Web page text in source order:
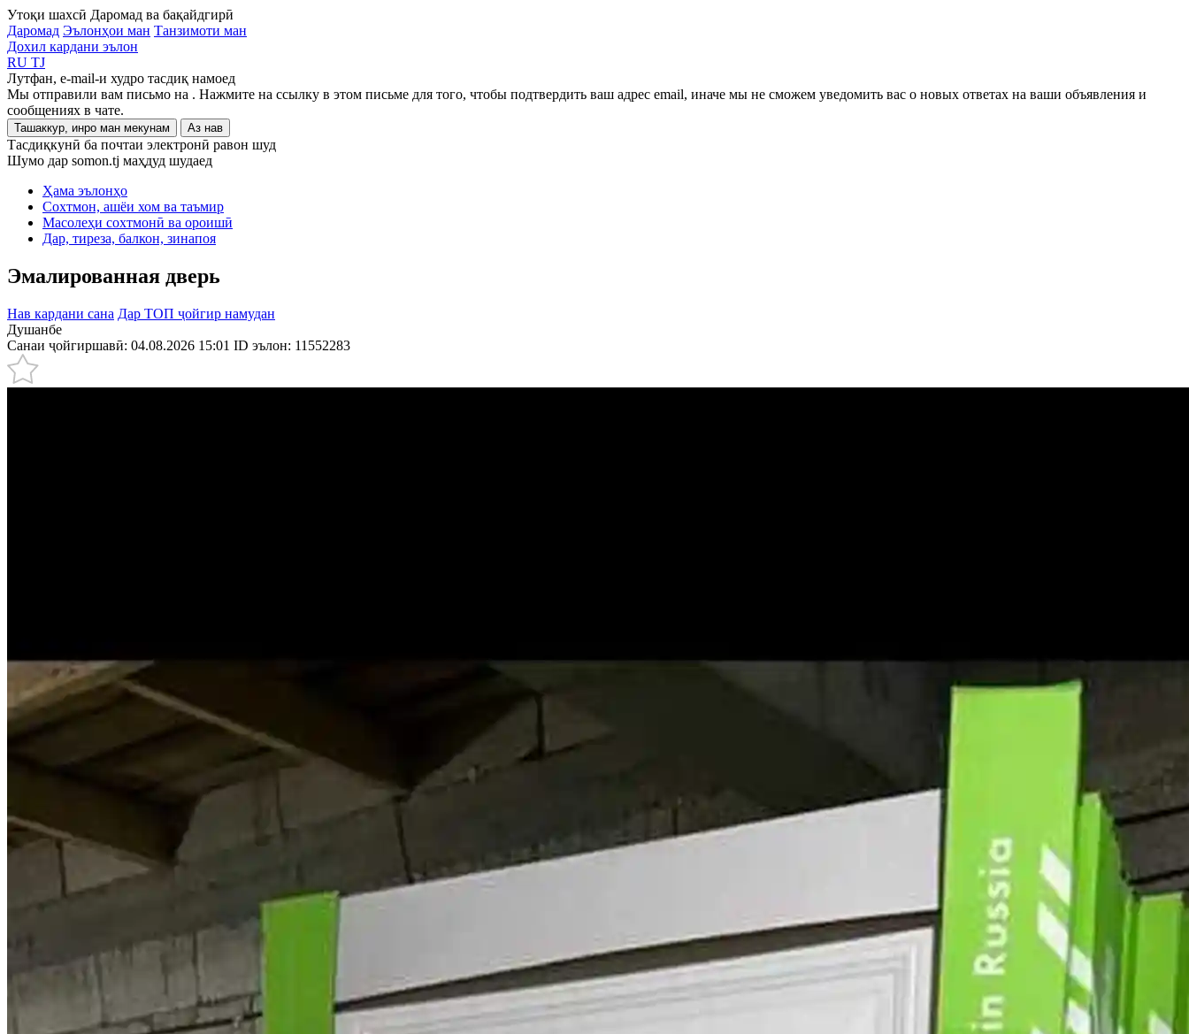
Утоқи шахсӣ Даромад ва бақайдгирӣ
Даромад Эълонҳои ман Танзимоти ман
Дохил кардани эълон
RU TJ
Лутфан, e-mail-и худро тасдиқ намоед
Мы отправили вам письмо на . Нажмите на ссылку в этом письме для того, чтобы подтвердить ваш адрес email, иначе мы не сможем уведомить вас о новых ответах на ваши объявления и
сообщениях в чате.
Ташаккур, инро ман мекунам Аз нав
Тасдиқкунӣ ба почтаи электронӣ равон шуд
Шумо дар somon.tj маҳдуд шудаед
Ҳама эълонҳо
Сохтмон, ашёи хом ва таъмир
Масолеҳи сохтмонӣ ва ороишӣ
Дар, тиреза, балкон, зинапоя
Эмалированная дверь
Нав кардани сана Дар ТОП ҷойгир намудан
Душанбе
Санаи ҷойгиршавӣ: 04.08.2026 15:01 ID эълон: 11552283